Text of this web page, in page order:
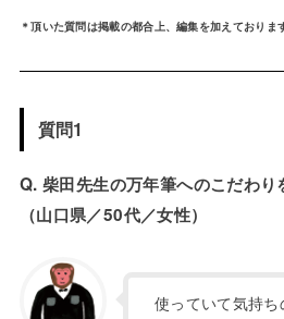
＊頂いた質問は掲載の都合上、編集を加えておりま
質問1
Q. 柴田先生の万年筆へのこだわり
（山口県／50代／女性）
使っていて気持ち